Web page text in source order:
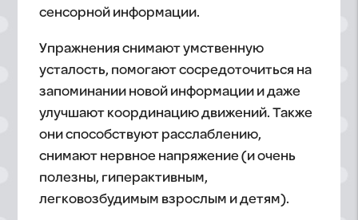
сенсорной информации.
Упражнения снимают умственную
усталость, помогают сосредоточиться на
запоминании новой информации и даже
улучшают координацию движений. Также
они способствуют расслаблению,
снимают нервное напряжение (и очень
полезны, гиперактивным,
легковозбудимым взрослым и детям).